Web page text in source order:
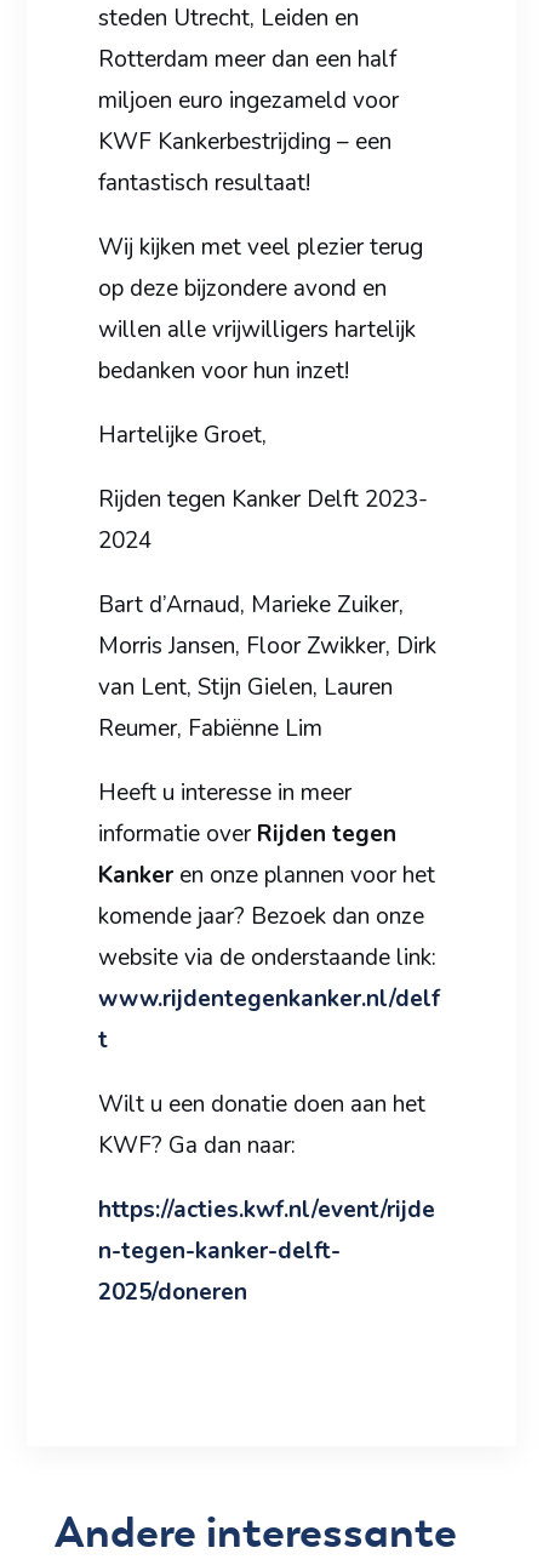
steden Utrecht, Leiden en
Rotterdam meer dan een half
miljoen euro ingezameld voor
KWF Kankerbestrijding – een
fantastisch resultaat!
Wij kijken met veel plezier terug
op deze bijzondere avond en
willen alle vrijwilligers hartelijk
bedanken voor hun inzet!
Hartelijke Groet,
Rijden tegen Kanker Delft 2023-
2024
Bart d’Arnaud, Marieke Zuiker,
Morris Jansen, Floor Zwikker, Dirk
van Lent, Stijn Gielen, Lauren
Reumer, Fabiënne Lim
Heeft u interesse in meer
informatie overRijden tegen
Kankeren onze plannen voor het
komende jaar? Bezoek dan onze
website via de onderstaande link:
www.rijdentegenkanker.nl/delf
t
Wilt u een donatie doen aan het
KWF? Ga dan naar:
https://acties.kwf.nl/event/rijde
n-tegen-kanker-delft-
2025/doneren
Andere interessante